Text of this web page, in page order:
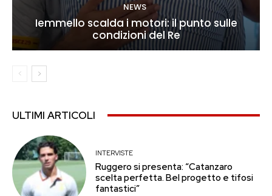
NEWS
Iemmello scalda i motori: il punto sulle
condizioni del Re
ULTIMI ARTICOLI
INTERVISTE
Ruggero si presenta: “Catanzaro
scelta perfetta. Bel progetto e tifosi
fantastici”